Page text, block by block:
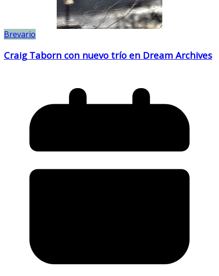
Brevario
Craig Taborn con nuevo trío en Dream Archives